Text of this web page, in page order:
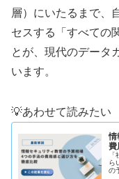
層）にいたるまで、
セスする「すべての
とが、現代のデータ
います。
💡あわせて読みたい
情
費
ら
の